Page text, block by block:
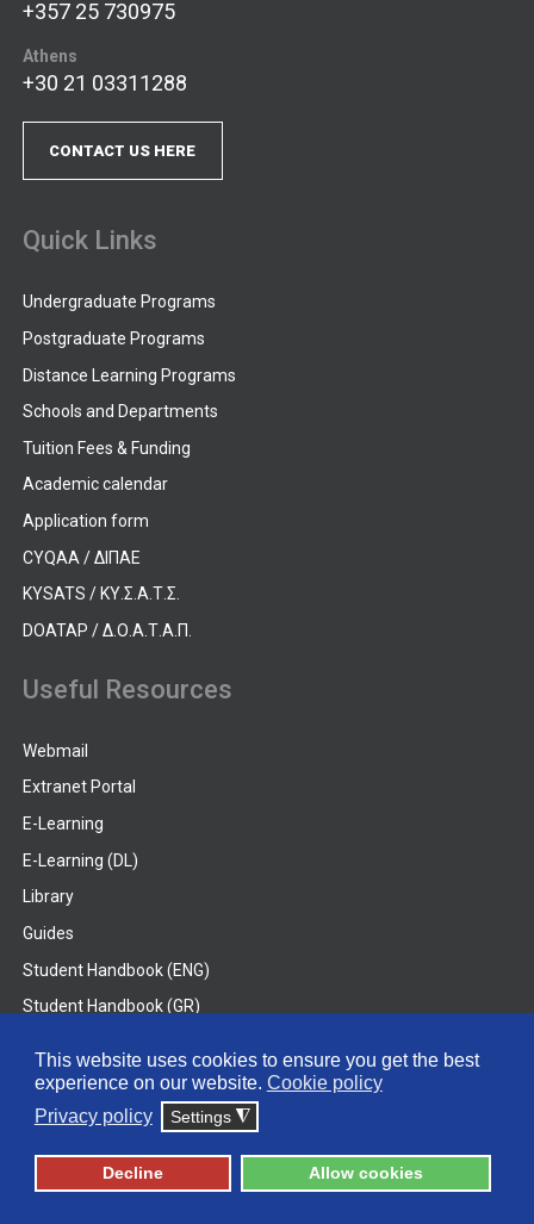
This website uses cookies to ensure you get the best
experience on our website. Cookie policy
Privacy policy
Settings ◮
Decline Allow cookies
+357 25 730975
Athens
+30 21 03311288
CONTACT US HERE
Quick Links
Undergraduate Programs
Postgraduate Programs
Distance Learning Programs
Schools and Departments
Tuition Fees & Funding
Academic calendar
Application form
CYQAA / ΔΙΠΑΕ
KYSATS / ΚΥ.Σ.Α.Τ.Σ.
DOATAP / Δ.Ο.Α.Τ.Α.Π.
Useful Resources
Webmail
Extranet Portal
E-Learning
E-Learning (DL)
Library
Guides
Student Handbook (ENG)
Student Handbook (GR)
© 2026 Frederick University